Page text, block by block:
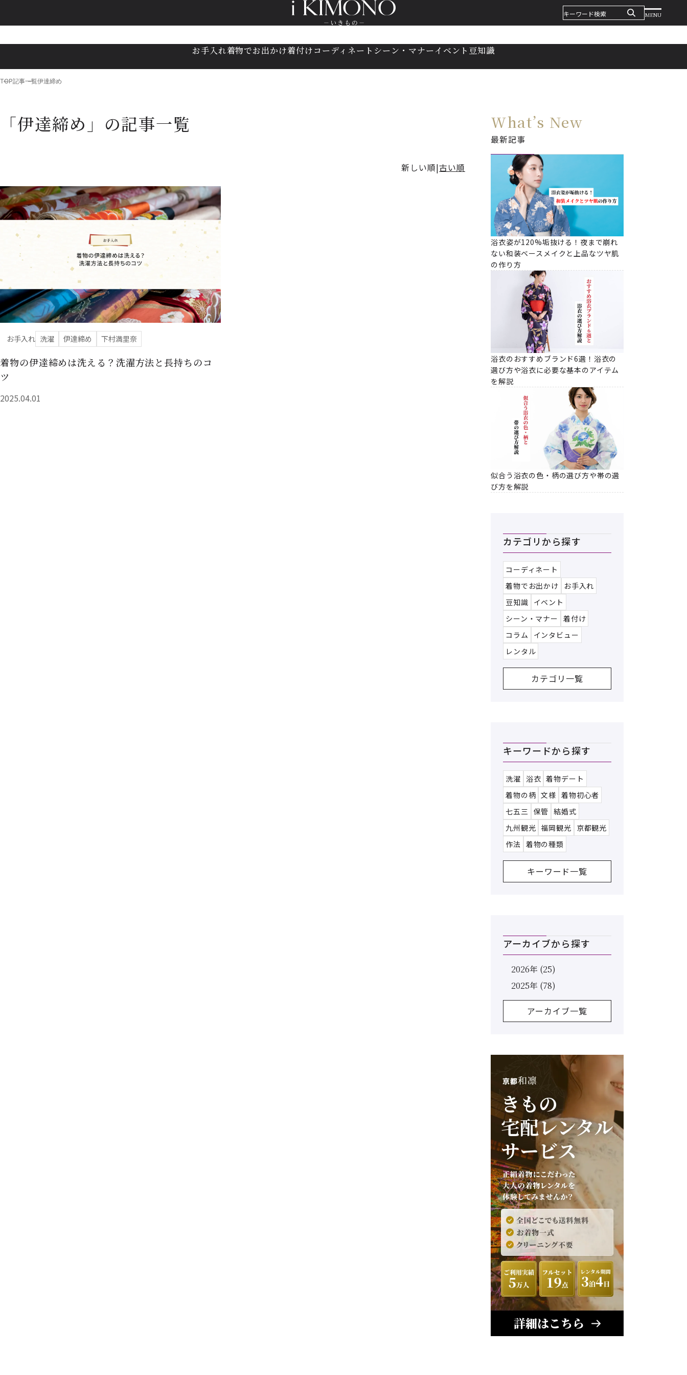
MENU
お手入れ着物でお出かけ着付けコーディネート シーン・マナーイベント 豆知識
TOP記事一覧伊達締め
「伊達締め」の記事一覧
新しい順 古い順
お手入れ 洗濯 伊達締め 下村満里奈
着物の伊達締めは洗える？洗濯方法と長持ちのコ
ツ
2025.04.01
What’s New
最新記事
浴衣姿が120%垢抜ける！夜まで崩れ
ない和装ベースメイクと上品なツヤ肌
の作り方
浴衣のおすすめブランド6選！浴衣の
選び方や浴衣に必要な基本のアイテム
を解説
似合う浴衣の色・柄の選び方や帯の選
び方を解説
カテゴリから探す
コーディネート
着物でお出かけ
お手入れ
豆知識 イベント
シーン・マナー 着付け
コラム
インタビュー
レンタル
カテゴリ一覧
キーワードから探す
洗濯 浴衣 着物デート
着物の柄 文様 着物初心者
七五三 保管 結婚式
九州観光 福岡観光 京都観光
作法 着物の種類
キーワード一覧
アーカイブから探す
2026年 (25)
2025年 (78)
アーカイブ一覧